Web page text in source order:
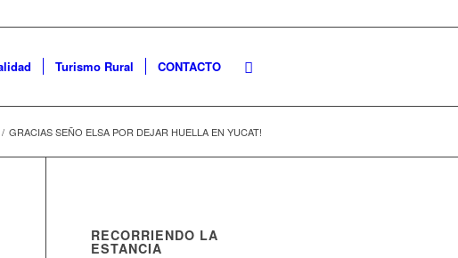
Turismo Rural CONTACTO
/ GRACIAS SEÑO ELSA POR DEJAR HUELLA EN YUCAT!
RECORRIENDO LA
ESTANCIA